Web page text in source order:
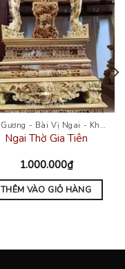
Giá Gương - Bài Vị Ngai - Khám
Ngai Thờ Gia Tiên
1.000.000₫
THÊM VÀO GIỎ HÀNG